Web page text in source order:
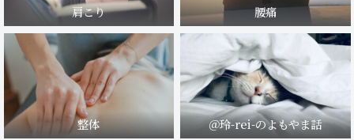
肩こり 腰痛
整体 ＠玲-rei-のよもやま話